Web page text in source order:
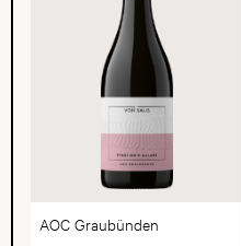
AOC Graubünden